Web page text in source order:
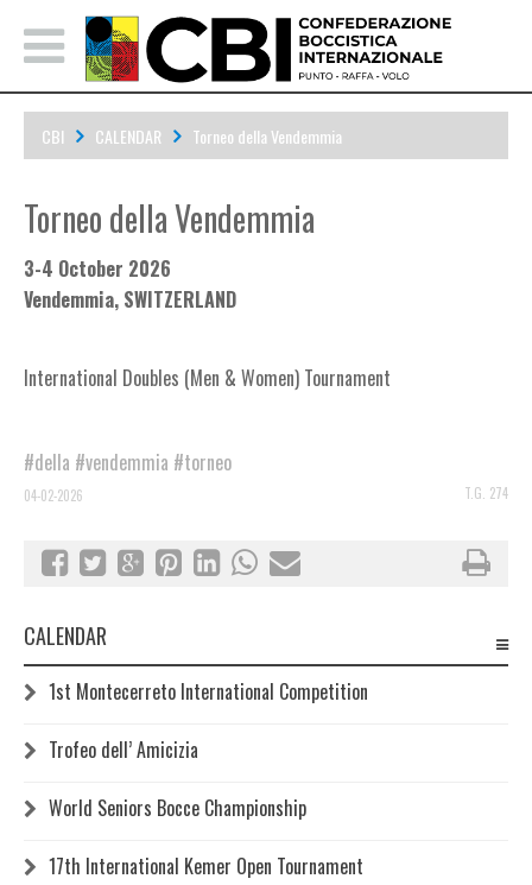
CBI CALENDAR Torneo della Vendemmia
Torneo della Vendemmia
3-4 October 2026
Vendemmia, SWITZERLAND
International Doubles (Men & Women) Tournament
#della #vendemmia #torneo
T.G. 274
04-02-2026
CALENDAR
1st Montecerreto International Competition
Trofeo dell’ Amicizia
World Seniors Bocce Championship
17th International Kemer Open Tournament